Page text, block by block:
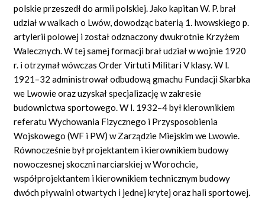
polskie przeszedł do armii polskiej. Jako kapitan W. P. brał
udział w walkach o Lwów, dowodząc baterią 1. lwowskiego p.
artylerii polowej i został odznaczony dwukrotnie Krzyżem
Walecznych. W tej samej formacji brał udział w wojnie 1920
r. i otrzymał wówczas Order Virtuti Militari V klasy. W l.
1921–32 administrował odbudową gmachu Fundacji Skarbka
we Lwowie oraz uzyskał specjalizację w zakresie
budownictwa sportowego. W l. 1932–4 był kierownikiem
referatu Wychowania Fizycznego i Przysposobienia
Wojskowego (WF i PW) w Zarządzie Miejskim we Lwowie.
Równocześnie był projektantem i kierownikiem budowy
nowoczesnej skoczni narciarskiej w Worochcie,
współprojektantem i kierownikiem technicznym budowy
dwóch pływalni otwartych i jednej krytej oraz hali sportowej.